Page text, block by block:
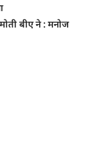
बीए ने : मनोज